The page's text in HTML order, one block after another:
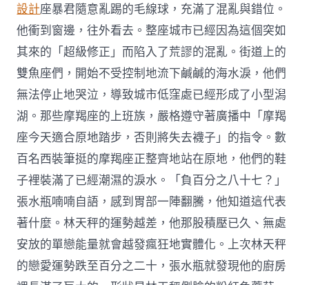
設計座暴君隨意亂踢的毛線球，充滿了混亂與錯位。
他衝到窗邊，往外看去。整座城市已經因為這個突如
其來的「超級修正」而陷入了荒謬的混亂。街道上的
雙魚座們，開始不受控制地流下鹹鹹的海水淚，他們
無法停止地哭泣，導致城市低窪處已經形成了小型潟
湖。那些摩羯座的上班族，嚴格遵守著廣播中「摩羯
座今天適合原地踏步，否則將失去襪子」的指令。數
百名西裝筆挺的摩羯座正整齊地站在原地，他們的鞋
子裡裝滿了已經潮濕的淚水。「負百分之八十七？」
張水瓶喃喃自語，感到胃部一陣翻騰，他知道這代表
著什麼。林天秤的運勢越差，他那股積壓已久、無處
安放的單戀能量就會越發瘋狂地實體化。上次林天秤
的戀愛運勢跌至百分之二十，張水瓶就發現他的廚房